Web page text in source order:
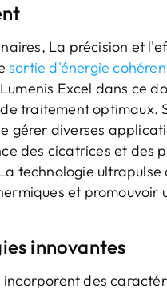
La précision et
sortie d'énergie
Excel dans ce
traitement optimaux.
gérer diverses
des cicatrices et des
technologie ultrapulse
et promouvoir
innovantes
des